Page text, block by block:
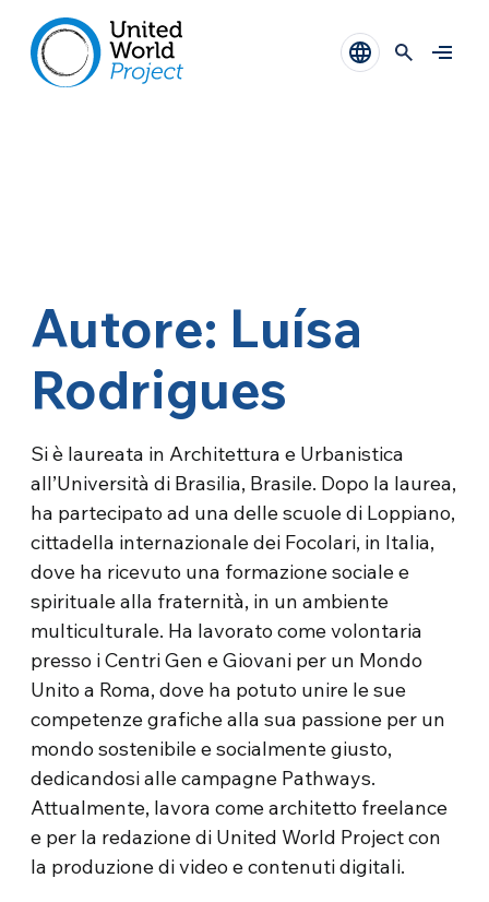
Autore: Luísa
Rodrigues
Si è laureata in Architettura e Urbanistica
all’Università di Brasilia, Brasile. Dopo la laurea,
ha partecipato ad una delle scuole di Loppiano,
cittadella internazionale dei Focolari, in Italia,
dove ha ricevuto una formazione sociale e
spirituale alla fraternità, in un ambiente
multiculturale. Ha lavorato come volontaria
presso i Centri Gen e Giovani per un Mondo
Unito a Roma, dove ha potuto unire le sue
competenze grafiche alla sua passione per un
mondo sostenibile e socialmente giusto,
dedicandosi alle campagne Pathways.
Attualmente, lavora come architetto freelance
e per la redazione di United World Project con
la produzione di video e contenuti digitali.